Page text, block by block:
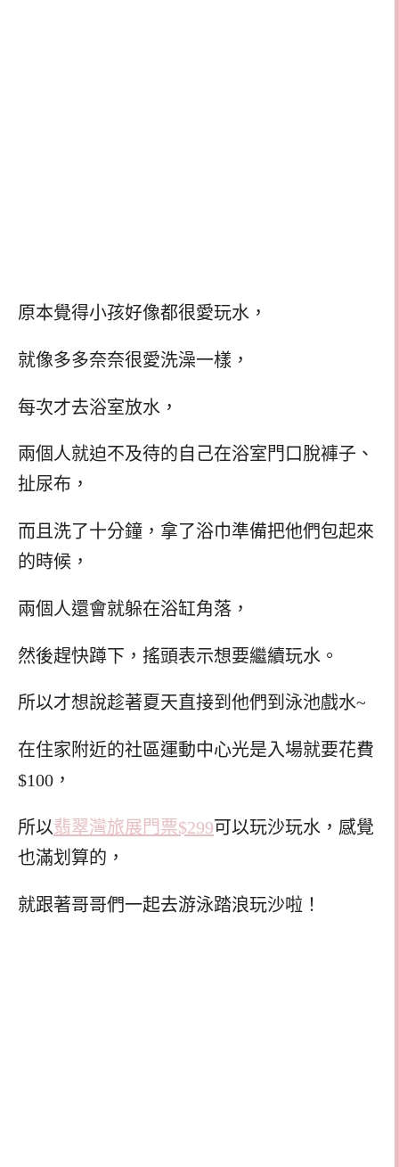
原本覺得小孩好像都很愛玩水，
就像多多奈奈很愛洗澡一樣，
每次才去浴室放水，
兩個人就迫不及待的自己在浴室門口脫褲子、
扯尿布，
而且洗了十分鐘，拿了浴巾準備把他們包起來
的時候，
兩個人還會就躲在浴缸角落，
然後趕快蹲下，搖頭表示想要繼續玩水。
所以才想說趁著夏天直接到他們到泳池戲水~
在住家附近的社區運動中心光是入場就要花費
$100，
所以翡翠灣旅展門票$299可以玩沙玩水，感覺
也滿划算的，
就跟著哥哥們一起去游泳踏浪玩沙啦！